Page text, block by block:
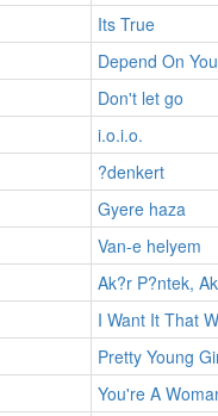
Its True
Depend On
Don't let go
i.o.i.o.
?denkert
Gyere haza
Van-e helyem
Ak?r P?ntek,
I Want It That
Pretty Young
You're A